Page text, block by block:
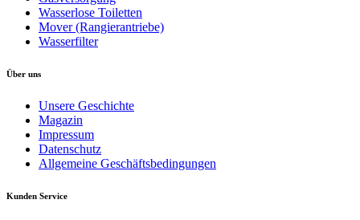
Wasserlose Toiletten
Mover (Rangierantriebe)
Wasserfilter
Über uns
Unsere Geschichte
Magazin
Impressum
Datenschutz
Allgemeine Geschäftsbedingungen
Kunden Service